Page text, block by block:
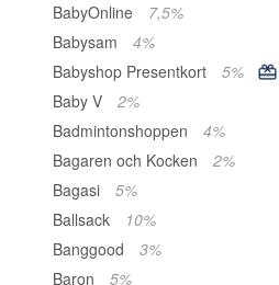
BabyOnline
7,5%
Babysam
4%
Babyshop Presentkort
5%
Baby V
2%
Badmintonshoppen
4%
Bagaren och Kocken
2%
Bagasi
5%
Ballsack
10%
Banggood
3%
Baron
5%